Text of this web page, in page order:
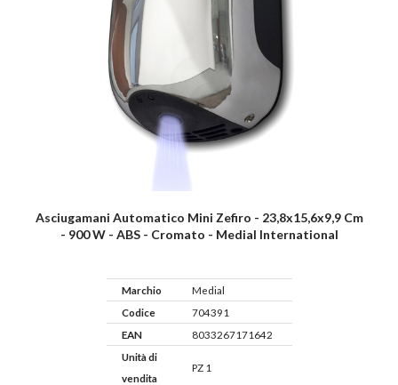
Asciugamani Automatico Mini Zefiro - 23,8x15,6x9,9 Cm
- 900 W - ABS - Cromato - Medial International
Marchio
Medial
Codice
704391
EAN
8033267171642
Unità di
vendita
PZ 1